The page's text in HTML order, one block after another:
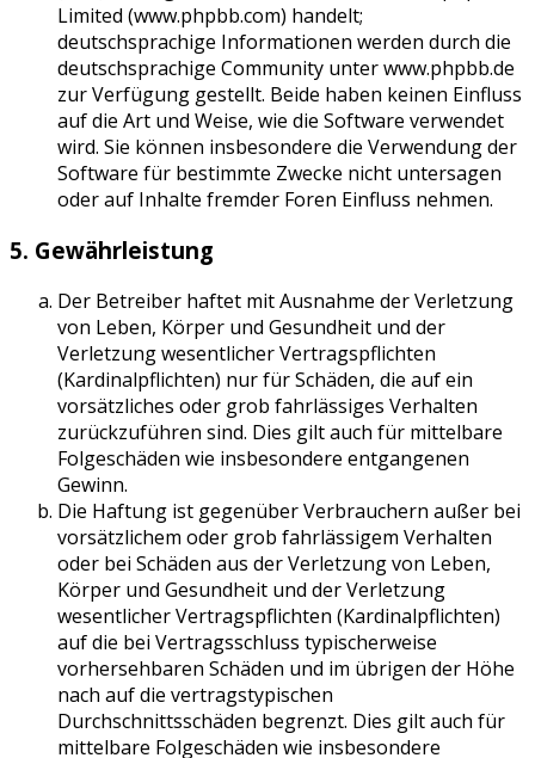
Limited (www.phpbb.com) handelt;
deutschsprachige Informationen werden durch die
deutschsprachige Community unter www.phpbb.de
zur Verfügung gestellt. Beide haben keinen Einfluss
auf die Art und Weise, wie die Software verwendet
wird. Sie können insbesondere die Verwendung der
Software für bestimmte Zwecke nicht untersagen
oder auf Inhalte fremder Foren Einfluss nehmen.
5. Gewährleistung
Der Betreiber haftet mit Ausnahme der Verletzung
von Leben, Körper und Gesundheit und der
Verletzung wesentlicher Vertragspflichten
(Kardinalpflichten) nur für Schäden, die auf ein
vorsätzliches oder grob fahrlässiges Verhalten
zurückzuführen sind. Dies gilt auch für mittelbare
Folgeschäden wie insbesondere entgangenen
Gewinn.
Die Haftung ist gegenüber Verbrauchern außer bei
vorsätzlichem oder grob fahrlässigem Verhalten
oder bei Schäden aus der Verletzung von Leben,
Körper und Gesundheit und der Verletzung
wesentlicher Vertragspflichten (Kardinalpflichten)
auf die bei Vertragsschluss typischerweise
vorhersehbaren Schäden und im übrigen der Höhe
nach auf die vertragstypischen
Durchschnittsschäden begrenzt. Dies gilt auch für
mittelbare Folgeschäden wie insbesondere